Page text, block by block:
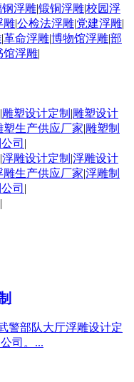
浮雕|锻铜浮雕|校园浮
雕|公检法浮雕|党建浮雕|
|革命浮雕|博物馆浮雕|部
馆浮雕|
|雕塑设计定制 |雕塑设计
塑生产供应厂家|雕塑制
司 |
|浮雕设计定制 |浮雕设计
雕生产供应厂家|浮雕制
司 |
|
警部队大厅浮雕设计定
司。...